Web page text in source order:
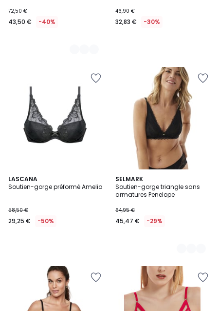
72,50 €
43,50 € -40%
46,90 €
32,83 € -30%
LASCANA
Soutien-gorge préformé Amelia
58,50 €
29,25 € -50%
SELMARK
Soutien-gorge triangle sans
armatures Penelope
64,95 €
45,47 € -29%
4
Couleurs